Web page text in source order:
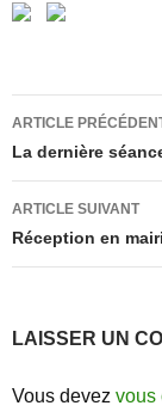
des
articles
ARTICLE
La dernière
ARTICLE SUIVANT
Réception en
LAISSER UN
Vous devez vous